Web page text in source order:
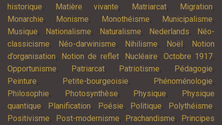
historique, Matière vivante, Matriarcat, Migration,
Monarchie, Monisme, Monothéisme, Municipalisme,
Musique, Nationalisme, Naturalisme, Nederlands,
Néo-
classicisme, Néo-darwinisme, Nihilisme, Noël ,
Notion
d’organisation, Notion de reflet, Nucléaire, Octobre 1917,
Opportunisme, Patriarcat, Patriotisme, Pédagogie,
Peinture, Petite-bourgeoisie, Phénoménologie,
Philosophie, Photosynthèse, Physique,
Physique
quantique, Planification, Poésie, Politique, Polythéisme,
Positivisme, Post-modernisme, Prachandisme,
Principes